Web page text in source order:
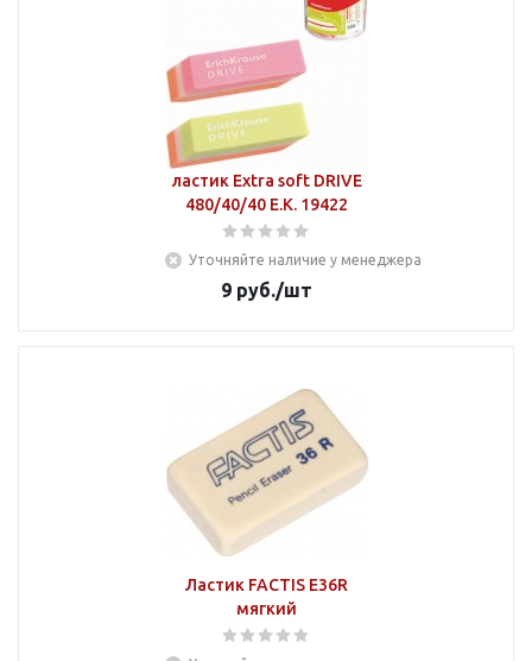
ластик Extra soft DRIVE
480/40/40 E.K. 19422
Уточняйте наличие у менеджера
9 руб./шт
Ластик FACTIS E36R
мягкий